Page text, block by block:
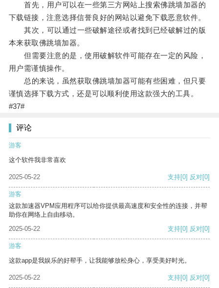
首先，用户可以在一些第三方网站上搜索佛跳墙加器的
下载链接，注意选择信誉良好的网站以避免下载恶意软件。
其次，可以通过一些破解途径或者找到已经破解过的版
本来获取佛跳墙加器。
但需要注意的是，使用破解软件可能存在一定的风险，
用户需谨慎操作。
总的来说，虽然获取佛跳墙加器可能有些困难，但只要
谨慎选择下载方式，还是可以顺利使用这款强大的工具。
#37#
评论
游客
这个软件我非常喜欢
2025-05-22 支持[0] 反对[0]
游客
这款加速器VPM应用程序可以给你提供最高速度和安全性的连接，并帮
助你在网络上自由移动。
2025-05-22
支持[0] 反对[0]
游客
这款app是我娱乐的好帮手，让我能够放松身心，享受美好时光。
2025-05-22 支持[0] 反对[0]